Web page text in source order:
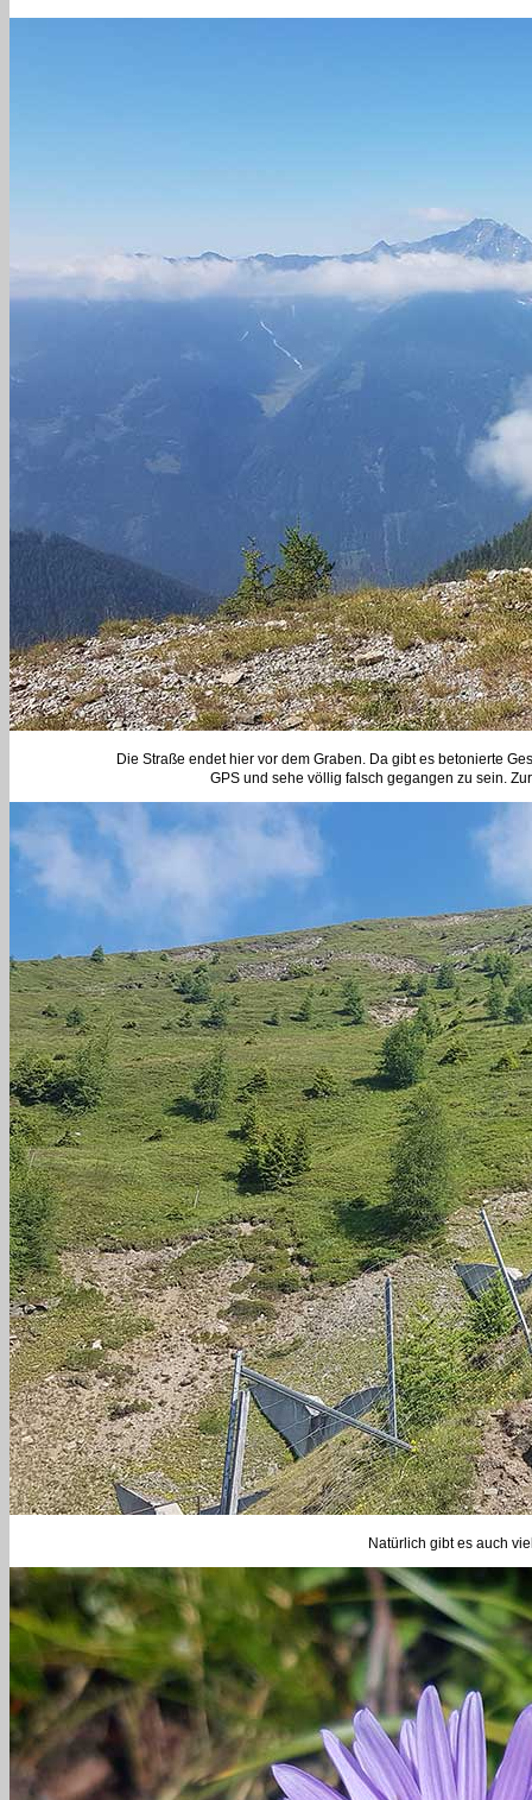
Die Straße endet hier vor dem Graben. Da gibt es betonierte
GPS und sehe völlig falsch gegangen zu sein.
Natürlich gibt es auch